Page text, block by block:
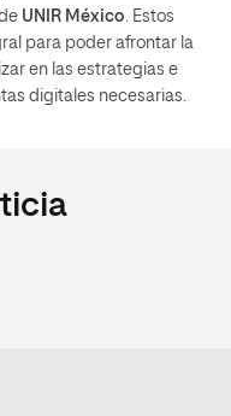
UNIR México . Estos
para poder afrontar la
en las estrategias e
digitales necesarias.